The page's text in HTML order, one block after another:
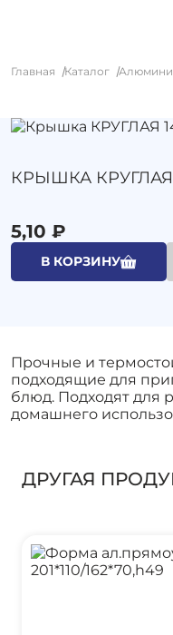
Главная Каталог
КРЫШКА КРУГЛАЯ
5,10 ₽
В КОРЗИНУ
Прочные и
подходящие для
блюд. Подходят для
домашнего
ДРУГАЯ